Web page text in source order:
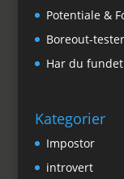
Potentiale &
Boreout-
Har du
Kategorier
Impostor
introvert